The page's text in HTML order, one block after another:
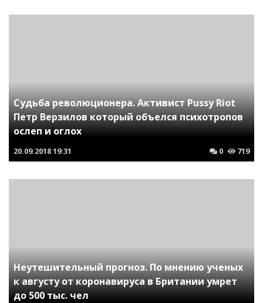
Судьба революционера. Активист Pussy Riot
Петр Верзилов который объелся психотропов
ослеп и оглох
20.09.201819:31 0 719
Неутешительный прогноз. По мнению ученых
к августу от коронавируса в Британии умрет
до 500 тыс. чел